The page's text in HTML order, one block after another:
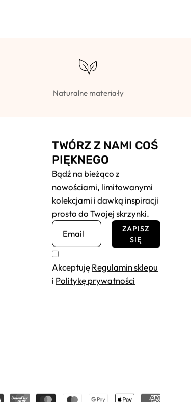
Naturalne materiały
TWÓRZ Z NAMI COŚ
PIĘKNEGO
Bądź na bieżąco z
nowościami, limitowanymi
kolekcjami i dawką inspiracji
prosto do Twojej skrzynki.
ZAPISZ
SIĘ
AkceptujęRegulamin sklepu
i Politykę prywatności